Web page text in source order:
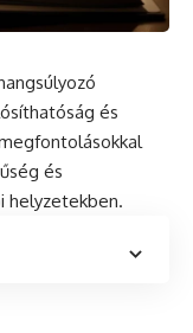
és
és
helyzetekben.